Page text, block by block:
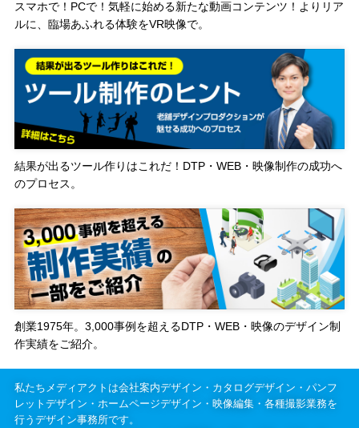
スマホで！PCで！気軽に始める新たな動画コンテンツ！よりリア
ルに、臨場あふれる体験をVR映像で。
結果が出るツール作りはこれだ！DTP・WEB・映像制作の成功へ
のプロセス。
創業1975年。3,000事例を超えるDTP・WEB・映像のデザイン制
作実績をご紹介。
私たちメディアクトは会社案内デザイン・カタログデザイン・パンフ
レットデザイン・ホームページデザイン・映像編集・各種撮影業務を
行うデザイン事務所です。